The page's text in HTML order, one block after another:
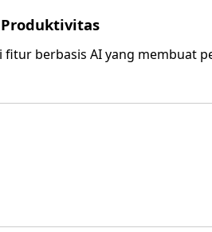
berbasis AI yang membuat